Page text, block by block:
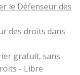
le Défenseur des
des droits dans
gratuit, sans
- Libre